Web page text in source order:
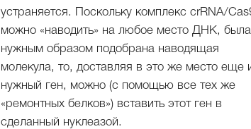
устраняется. Поскольку комплекс crRNA/
можно «наводить» на любое место ДНК,
нужным образом подобрана наводящая
молекула, то, доставляя в это же место еще
нужный ген, можно (с помощью все тех же
«ремонтных белков») вставить этот ген в
сделанный нуклеазой.